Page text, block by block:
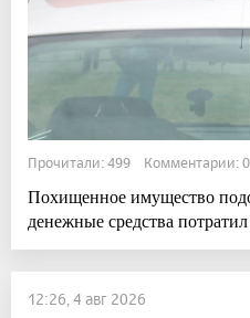
Прочитали: 499 Комментарии: 0
Похищенное имущество
денежные средства
12:26, 4 авг 2026